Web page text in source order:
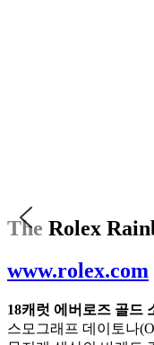
The Rolex
www.rolex.com
18캐럿 에버로즈 골드
스모그래프 데이토나